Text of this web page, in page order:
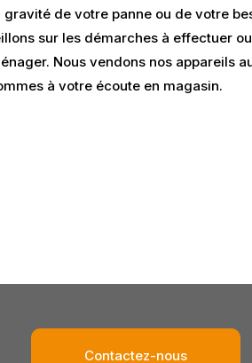
gravité de votre panne ou de votre
sur les démarches à effectuer
Nous vendons nos appareils
à votre écoute en magasin.
Contactez-nous